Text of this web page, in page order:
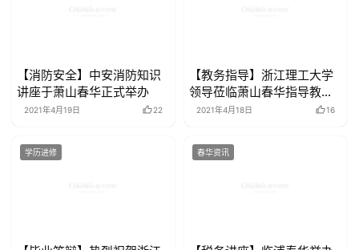
【消防安全】中安消防知识
讲座于萧山春华正式举办
2021年4月19日 22
【教务指导】浙江理工大学
领导莅临萧山春华指导教务
工作
2021年4月18日 16
学历进修 春华资讯